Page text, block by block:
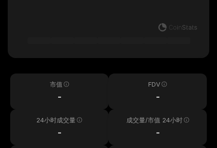
市值
-
FDV
-
24小时成交量
-
成交量/市值 24小时
-